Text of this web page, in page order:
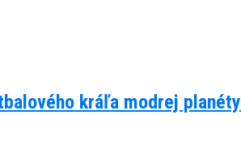
kráľa modrej planéty